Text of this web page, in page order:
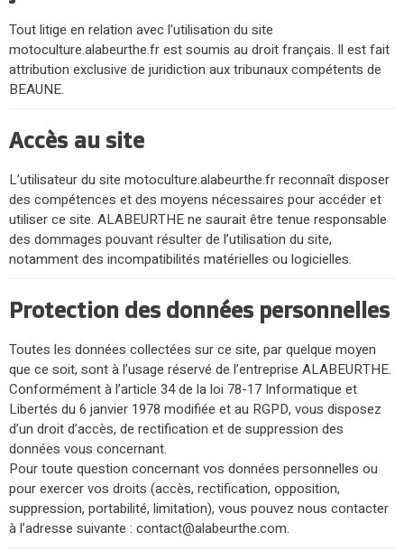
Tout litige en relation avec l’utilisation du site
motoculture.alabeurthe.fr est soumis au droit français. Il est fait
attribution exclusive de juridiction aux tribunaux compétents de
BEAUNE.
Accès au site
L’utilisateur du site motoculture.alabeurthe.fr reconnaît disposer
des compétences et des moyens nécessaires pour accéder et
utiliser ce site. ALABEURTHE ne saurait être tenue responsable
des dommages pouvant résulter de l’utilisation du site,
notamment des incompatibilités matérielles ou logicielles.
Protection des données personnelles
Toutes les données collectées sur ce site, par quelque moyen
que ce soit, sont à l’usage réservé de l’entreprise ALABEURTHE.
Conformément à l’article 34 de la loi 78-17 Informatique et
Libertés du 6 janvier 1978 modifiée et au RGPD, vous disposez
d’un droit d’accès, de rectification et de suppression des
données vous concernant.
Pour toute question concernant vos données personnelles ou
pour exercer vos droits (accès, rectification, opposition,
suppression, portabilité, limitation), vous pouvez nous contacter
à l’adresse suivante : contact@alabeurthe.com.